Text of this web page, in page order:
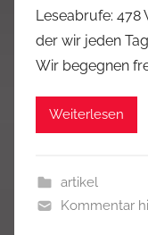
Leseabrufe: 478
der wir jeden
Wir begegnen
Weiterlesen
artikel
Kommentar